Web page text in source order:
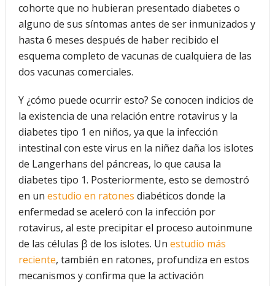
cohorte que no hubieran presentado diabetes o
alguno de sus síntomas antes de ser inmunizados y
hasta 6 meses después de haber recibido el
esquema completo de vacunas de cualquiera de las
dos vacunas comerciales.
Y ¿cómo puede ocurrir esto? Se conocen indicios de
la existencia de una relación entre rotavirus y la
diabetes tipo 1 en niños, ya que la infección
intestinal con este virus en la niñez daña los islotes
de Langerhans del páncreas, lo que causa la
diabetes tipo 1. Posteriormente, esto se demostró
en un estudio en ratones diabéticos donde la
enfermedad se aceleró con la infección por
rotavirus, al este precipitar el proceso autoinmune
de las células β de los islotes. Un estudio más
reciente, también en ratones, profundiza en estos
mecanismos y confirma que la activación